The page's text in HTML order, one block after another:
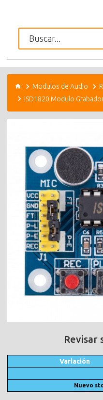
Modulos de Audio
ISD1820 Modulo
Revisar
Variación
Nuevo